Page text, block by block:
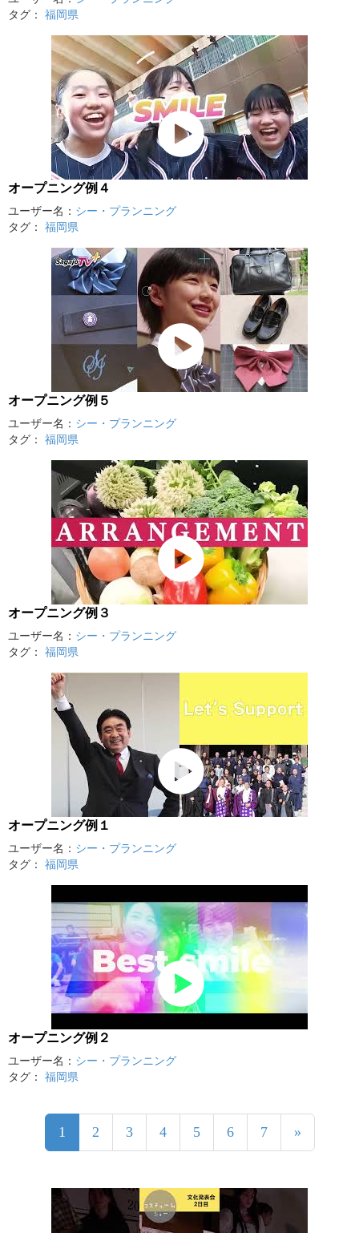
タグ： 福岡県
オープニング例４
ユーザー名： シー・プランニング
タグ： 福岡県
オープニング例５
ユーザー名： シー・プランニング
タグ： 福岡県
オープニング例３
ユーザー名： シー・プランニング
タグ： 福岡県
オープニング例１
ユーザー名： シー・プランニング
タグ： 福岡県
オープニング例２
ユーザー名： シー・プランニング
タグ： 福岡県
1 2 3 4 5 6 7 »